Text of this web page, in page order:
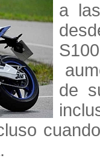
a
de